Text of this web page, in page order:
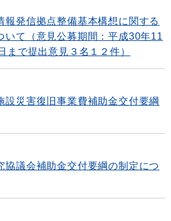
報発信拠点整備基本構想に関する
いて（意見公募期間：平成30年11
まで提出意見３名１２件）
設災害復旧事業費補助金交付要綱
協議会補助金交付要綱の制定につ